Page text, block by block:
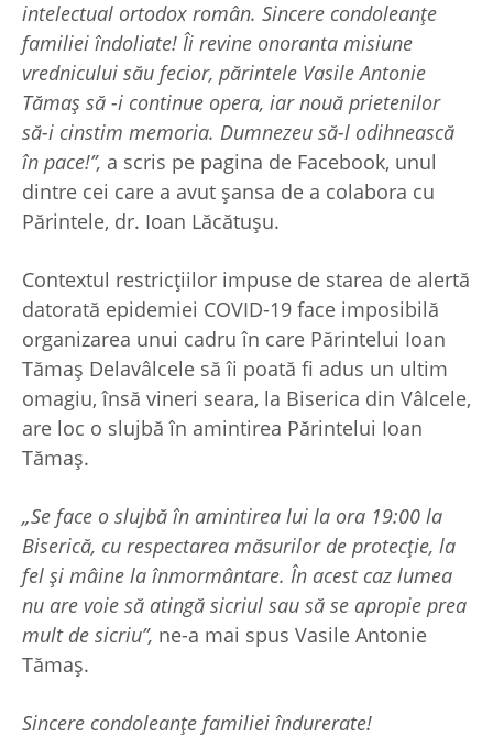
intelectual ortodox român. Sincere condoleanţe
familiei îndoliate! Îi revine onoranta misiune
vrednicului său fecior, părintele Vasile Antonie
Tămaş să -i continue opera, iar nouă prietenilor
să-i cinstim memoria. Dumnezeu să-l odihnească
în pace!”, a scris pe pagina de Facebook, unul
dintre cei care a avut șansa de a colabora cu
Părintele, dr. Ioan Lăcătuşu.
Contextul restricțiilor impuse de starea de alertă
datorată epidemiei COVID-19 face imposibilă
organizarea unui cadru în care Părintelui Ioan
Tămaș Delavâlcele să îi poată fi adus un ultim
omagiu, însă vineri seara, la Biserica din Vâlcele,
are loc o slujbă în amintirea Părintelui Ioan
Tămaș.
„Se face o slujbă în amintirea lui la ora 19:00 la
Biserică, cu respectarea măsurilor de protecție, la
fel și mâine la înmormântare. În acest caz lumea
nu are voie să atingă sicriul sau să se apropie prea
mult de sicriu”, ne-a mai spus Vasile Antonie
Tămaș.
Sincere condoleanțe familiei îndurerate!